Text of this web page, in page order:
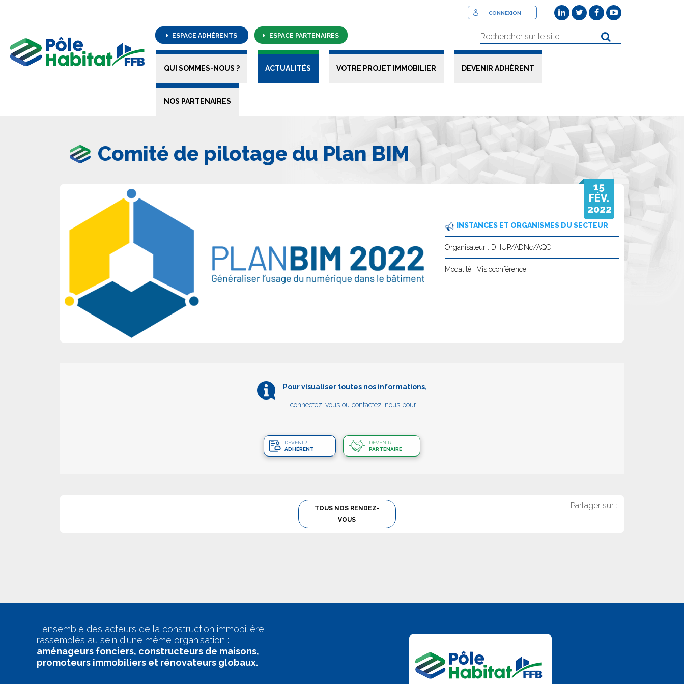
CONNEXION
ESPACE ADHÉRENTS ESPACE PARTENAIRES
QUI SOMMES-NOUS ? ACTUALITÉS VOTRE PROJET IMMOBILIER DEVENIR ADHÉRENT
NOS PARTENAIRES
Comité de pilotage du Plan BIM
15
FÉV.
2022
INSTANCES ET ORGANISMES DU SECTEUR
Organisateur : DHUP/ADNc/AQC
Modalité : Visioconférence
Pour visualiser toutes nos informations,
connectez-vousou contactez-nous pour :
DEVENIR
ADHÉRENT
DEVENIR
PARTENAIRE
TOUS NOS RENDEZ-
VOUS
Partager sur :
L'ensemble des acteurs de la construction immobilière
rassemblés au sein d'une même organisation :
aménageurs fonciers, constructeurs de maisons,
promoteurs immobiliers et rénovateurs globaux.